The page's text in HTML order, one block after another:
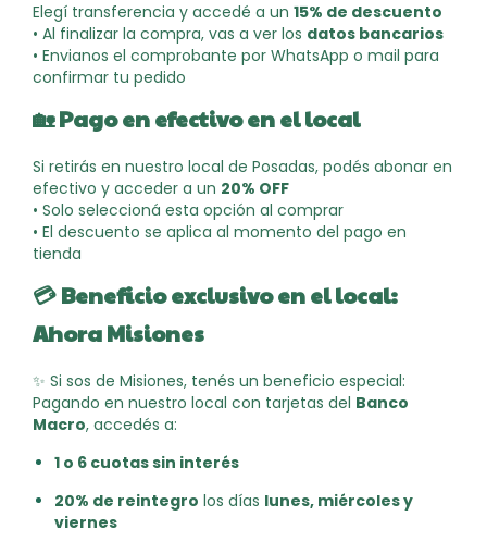
Elegí transferencia y accedé a un 15% de descuento
• Al finalizar la compra, vas a ver los datos bancarios
• Envianos el comprobante por WhatsApp o mail para
confirmar tu pedido
🏡Pago en efectivo en el local
Si retirás en nuestro local de Posadas, podés abonar en
efectivo y acceder a un 20% OFF
• Solo seleccioná esta opción al comprar
• El descuento se aplica al momento del pago en
tienda
💳Beneficio exclusivo en el local:
Ahora Misiones
✨ Si sos de Misiones, tenés un beneficio especial:
Pagando en nuestro local con tarjetas del Banco
Macro, accedés a:
1 o 6 cuotas sin interés
20% de reintegro los días lunes, miércoles y
viernes